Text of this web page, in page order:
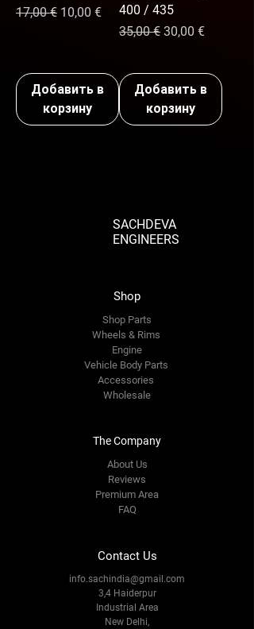
Обычная цена
17,00 € Цена со скидкой
10,00 €
Добавить в
корзину
400 / 435
Обычная цена
35,00 € Цена со
30,00 €
Добавить в
корзину
SACHDEVA
ENGINEERS
Shop
Shop Parts
Wheels & Rims
Engine
Vehicle Body Parts
Accessories
Wholesale
The Company
About Us
Reviews
Premium Area
FAQ
Contact Us
info.sachindia@gmail.com
3,4 Haiderpur
Industrial Area
New Delhi,